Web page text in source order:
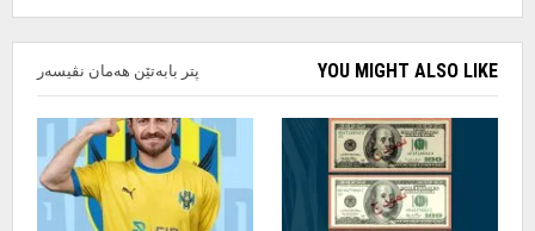
YOU MIGHT ALSO LIKE پتر بابەتێن هەمان نڤیسەر